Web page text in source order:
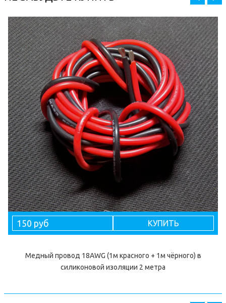
150 руб КУПИТЬ
Медный провод 18AWG (1м красного + 1м чёрного) в
силиконовой изоляции 2 метра